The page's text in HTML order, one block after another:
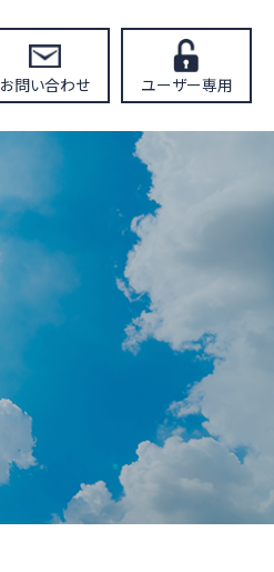
お問い合わせ ユーザー専用